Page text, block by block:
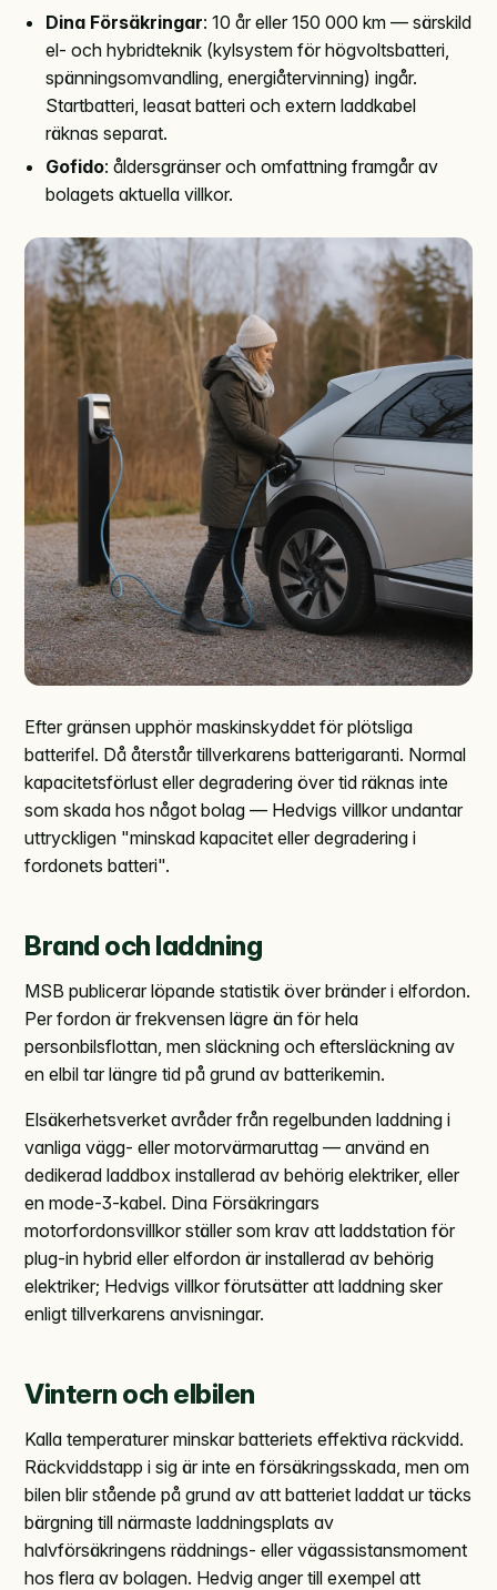
Dina Försäkringar: 10 år eller 150 000 km — särskild
el- och hybridteknik (kylsystem för högvoltsbatteri,
spänningsomvandling, energiåtervinning) ingår.
Startbatteri, leasat batteri och extern laddkabel
räknas separat.
Gofido: åldersgränser och omfattning framgår av
bolagets aktuella villkor.
Efter gränsen upphör maskinskyddet för plötsliga
batterifel. Då återstår tillverkarens batterigaranti. Normal
kapacitetsförlust eller degradering över tid räknas inte
som skada hos något bolag — Hedvigs villkor undantar
uttryckligen "minskad kapacitet eller degradering i
fordonets batteri".
Brand och laddning
MSB publicerar löpande statistik över bränder i elfordon.
Per fordon är frekvensen lägre än för hela
personbilsflottan, men släckning och eftersläckning av
en elbil tar längre tid på grund av batterikemin.
Elsäkerhetsverket avråder från regelbunden laddning i
vanliga vägg- eller motorvärmaruttag — använd en
dedikerad laddbox installerad av behörig elektriker, eller
en mode-3-kabel. Dina Försäkringars
motorfordonsvillkor ställer som krav att laddstation för
plug-in hybrid eller elfordon är installerad av behörig
elektriker; Hedvigs villkor förutsätter att laddning sker
enligt tillverkarens anvisningar.
Vintern och elbilen
Kalla temperaturer minskar batteriets effektiva räckvidd.
Räckviddstapp i sig är inte en försäkringsskada, men om
bilen blir stående på grund av att batteriet laddat ur täcks
bärgning till närmaste laddningsplats av
halvförsäkringens räddnings- eller vägassistansmoment
hos flera av bolagen. Hedvig anger till exempel att